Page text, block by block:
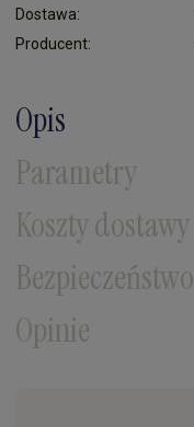
Dostawa:
Producent:
Opis
Parametry
Koszty dostawy
Bezpieczeństwo
Opinie